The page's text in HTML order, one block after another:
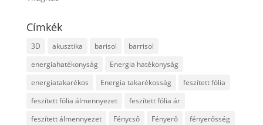
Címkék
3D akusztika barisol
barrisol
energiahatékonyság
Energia hatékonyság
energiatakarékos
Energia takarékosság
feszített fólia
feszített fólia álmennyezet
feszített fólia ár
feszített álmennyezet
Fénycső Fényerő
fényerősség